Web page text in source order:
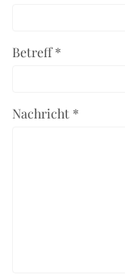
Betreff *
Nachricht *